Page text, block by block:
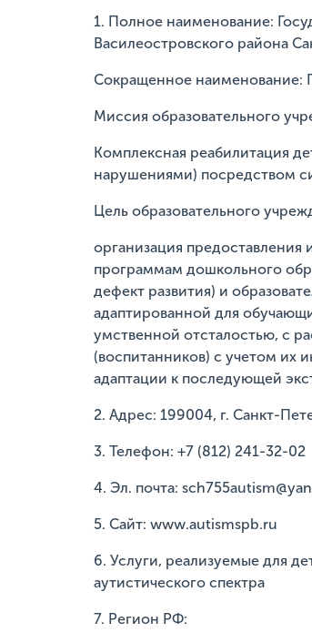
1. Полное наименование:
Василеостровского района
Сокращенное наименование:
Миссия образовательного
Комплексная реабилитация
нарушениями) посредством
Цель образовательного
организация
программам дошкольного
дефект развития) и
адаптированной для
умственной отсталостью, с
(воспитанников) с учетом их
адаптации к последующей
2. Адрес: 199004, г. Санкт-
3. Телефон: +7 (812) 241-32-02
4. Эл. почта:
5. Сайт: www.autismspb.ru
6. Услуги, реализуемые для
аутистического спектра
7. Регион РФ: